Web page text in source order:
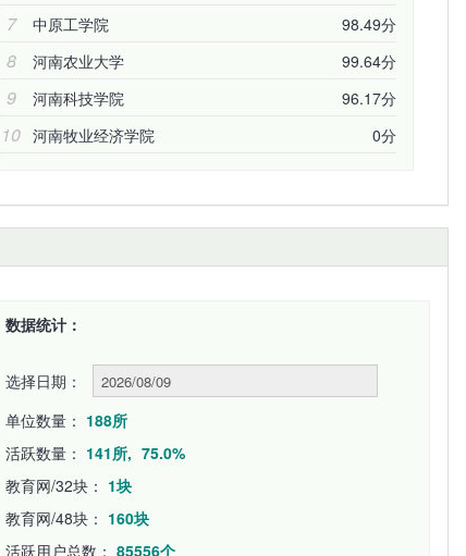
7 中原工学院 98.49分
8 河南农业大学 99.64分
9 河南科技学院 96.17分
10 河南牧业经济学院 0分
数据统计：
选择日期：
单位数量： 188所
活跃数量： 141所, 75.0%
教育网/32块： 1块
教育网/48块： 160块
活跃用户总数： 85556个